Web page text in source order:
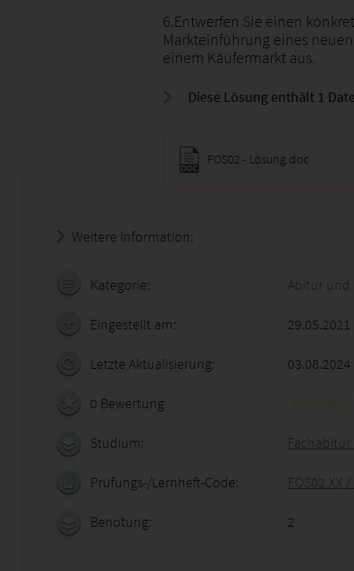
6.Entwerfen Sie einen
Markteinführung eines
einem Käufermarkt aus.
Diese Lösung enthält 1
FOS02 - Lösung.doc
Weitere Information:
Kategorie: Abitur und
Eingestellt am:
Letzte Aktualisierung: 03.08.2024
0 Bewertung
Studium: Fachabitur
Prüfungs-/Lernheft-Code: FOS02 XX
Benotung: 2